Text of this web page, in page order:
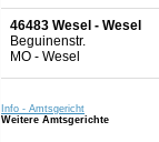
46483 Wesel - Wesel
Beguinenstr.
MO - Wesel
Info - Amtsgericht
Weitere Amtsgerichte